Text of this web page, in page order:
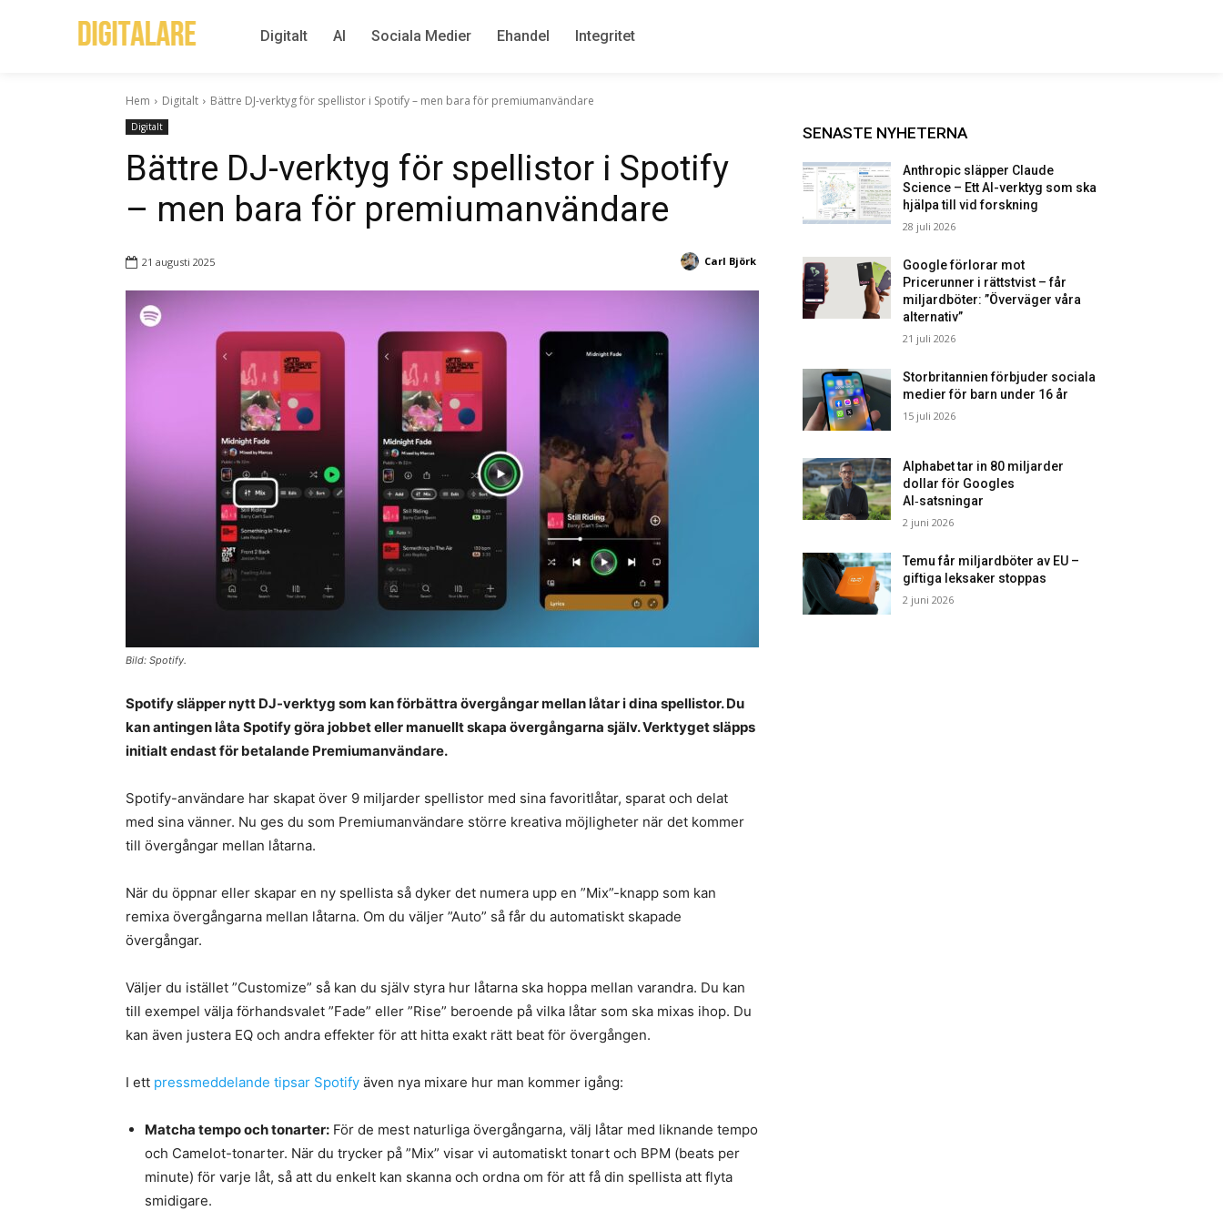
Digitalt AI Sociala Medier Ehandel Integritet
Hem Digitalt Bättre DJ-verktyg för spellistor i Spotify – men bara för premiumanvändare
Digitalt
Bättre DJ-verktyg för spellistor i Spotify
– men bara för premiumanvändare
Carl Björk
21 augusti 2025
Bild: Spotify.
Spotify släpper nytt DJ-verktyg som kan förbättra övergångar mellan låtar i dina spellistor. Du
kan antingen låta Spotify göra jobbet eller manuellt skapa övergångarna själv. Verktyget släpps
initialt endast för betalande Premiumanvändare.
Spotify-användare har skapat över 9 miljarder spellistor med sina favoritlåtar, sparat och delat
med sina vänner. Nu ges du som Premiumanvändare större kreativa möjligheter när det kommer
till övergångar mellan låtarna.
När du öppnar eller skapar en ny spellista så dyker det numera upp en ”Mix”-knapp som kan
remixa övergångarna mellan låtarna. Om du väljer ”Auto” så får du automatiskt skapade
övergångar.
Väljer du istället ”Customize” så kan du själv styra hur låtarna ska hoppa mellan varandra. Du kan
till exempel välja förhandsvalet ”Fade” eller ”Rise” beroende på vilka låtar som ska mixas ihop. Du
kan även justera EQ och andra effekter för att hitta exakt rätt beat för övergången.
I ett pressmeddelande tipsar Spotify även nya mixare hur man kommer igång:
Matcha tempo och tonarter: För de mest naturliga övergångarna, välj låtar med liknande tempo
och Camelot-tonarter. När du trycker på ”Mix” visar vi automatiskt tonart och BPM (beats per
minute) för varje låt, så att du enkelt kan skanna och ordna om för att få din spellista att flyta
smidigare.
SENASTE NYHETERNA
Anthropic släpper Claude
Science – Ett AI-verktyg som ska
hjälpa till vid forskning
28 juli 2026
Google förlorar mot
Pricerunner i rättstvist – får
miljardböter: ”Överväger våra
alternativ”
21 juli 2026
Storbritannien förbjuder sociala
medier för barn under 16 år
15 juli 2026
Alphabet tar in 80 miljarder
dollar för Googles
AI‑satsningar
2 juni 2026
Temu får miljardböter av EU –
giftiga leksaker stoppas
2 juni 2026